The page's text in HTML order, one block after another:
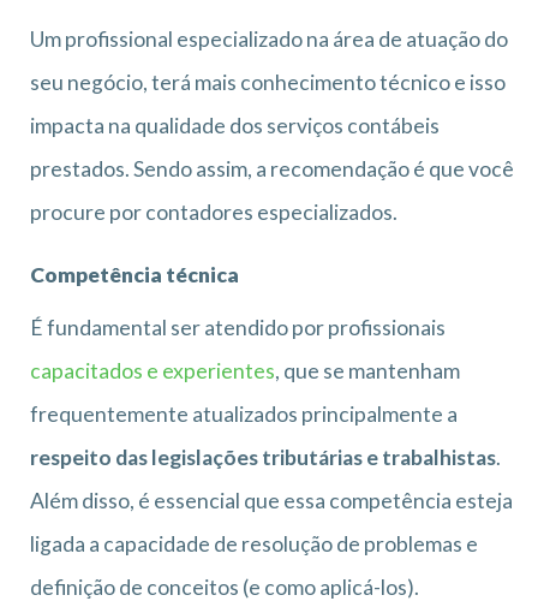
Um profissional especializado na área de atuação do
seu negócio, terá mais conhecimento técnico e isso
impacta na qualidade dos serviços contábeis
prestados. Sendo assim, a recomendação é que você
procure por contadores especializados.
Competência técnica
É fundamental ser atendido por profissionais
capacitados e experientes, que se mantenham
frequentemente atualizados principalmente a
respeito das legislações tributárias e trabalhistas.
Além disso, é essencial que essa competência esteja
ligada a capacidade de resolução de problemas e
definição de conceitos (e como aplicá-los).